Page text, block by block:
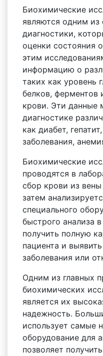
Биохимические
являются одним
диагностики,
оценки состояния
этим
информацию о
таких как уровень
белков, ферментов
крови. Эти данные
диагностике
как диабет,
заболевания,
Биохимические
проводятся в
сбор крови из
затем
специального
быстрого анализа
получить полную
пациента и
заболевания или
Одним из главных
биохимических
является их
надежность.
использует самые
оборудование для
позволяет